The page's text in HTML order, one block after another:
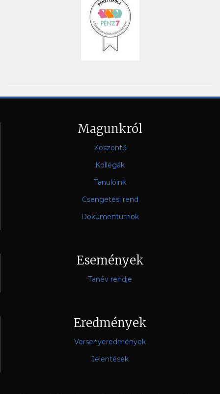
Magunkról
Köszöntő
Kollégák
Tanulóink
Csengetési rend
Dokumentumok
Események
Tanév rendje
Eredmények
Versenyeredmények
Jelentések